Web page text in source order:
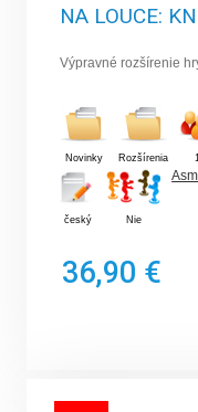
NA LOUCE:
Výpravné rozšírenie
Novinky Rozšírenia
český Nie
36,90 €